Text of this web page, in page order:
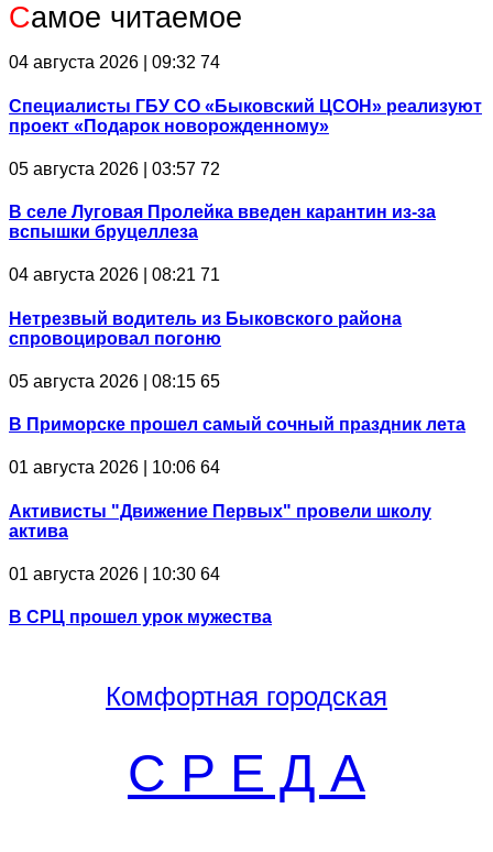
Самое читаемое
04 августа 2026 | 09:32 74
Специалисты ГБУ СО «Быковский ЦСОН» реализуют
проект «Подарок новорожденному»
05 августа 2026 | 03:57 72
В селе Луговая Пролейка введен карантин из-за
вспышки бруцеллеза
04 августа 2026 | 08:21 71
Нетрезвый водитель из Быковского района
спровоцировал погоню
05 августа 2026 | 08:15 65
В Приморске прошел самый сочный праздник лета
01 августа 2026 | 10:06 64
Активисты "Движение Первых" провели школу
актива
01 августа 2026 | 10:30 64
В СРЦ прошел урок мужества
Комфортная городская
С Р Е Д А